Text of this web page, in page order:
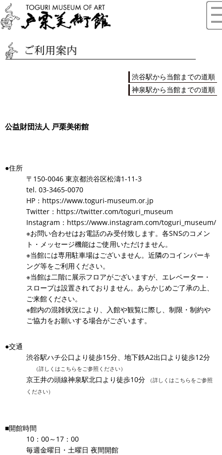
渋谷駅から当館までの道順
神泉駅から当館までの道順
公益財団法人 戸栗美術館
●住所
〒150-0046 東京都渋谷区松濤1-11-3
tel. 03-3465-0070
HP： https://www.toguri-museum.or.jp
Twitter： https://twitter.com/toguri_museum
Instagram： https://www.instagram.com/toguri_museum/
※お問い合わせはお電話のみ受付致します。各SNSのコメン
ト・メッセージ機能はご使用いただけません。
※当館には専用駐車場はございません。近隣のコインパーキ
ング等をご利用ください。
※当館は二階に展示フロアがございますが、エレベーター・
スロープは設置されておりません。あらかじめご了承の上、
ご来館ください。
※館内の混雑状況により、入館や観覧に際し、制限・制約や
ご協力をお願いする場合がございます。
●交通
渋谷駅ハチ公口より徒歩15分、地下鉄A2出口より徒歩12分
（詳しくはこちらをご参照ください）
京王井の頭線神泉駅北口より徒歩10分
（詳しくはこちらをご参照
ください）
■開館時間
10：00～17：00
毎週金曜日・土曜日 夜間開館